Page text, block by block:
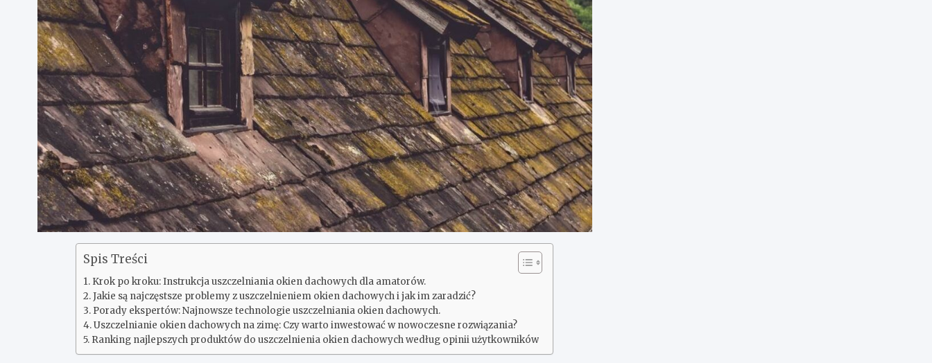
Spis Treści
Krok po kroku: Instrukcja uszczelniania okien dachowych dla amatorów.
Jakie są najczęstsze problemy z uszczelnieniem okien dachowych i jak im zaradzić?
Porady ekspertów: Najnowsze technologie uszczelniania okien dachowych.
Uszczelnianie okien dachowych na zimę: Czy warto inwestować w nowoczesne rozwiązania?
Ranking najlepszych produktów do uszczelnienia okien dachowych według opinii użytkowników